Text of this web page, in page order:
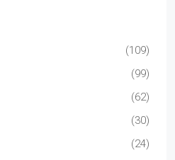
(109)
(99)
(62)
(30)
(24)